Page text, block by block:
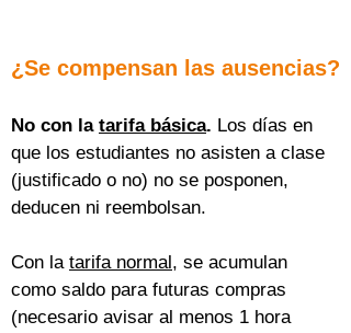
¿Se compensan las ausencias?
No con la tarifa básica. Los días en
que los estudiantes no asisten a clase
(justificado o no) no se posponen,
deducen ni reembolsan.
Con la tarifa normal, se acumulan
como saldo para futuras compras
(necesario avisar al menos 1 hora